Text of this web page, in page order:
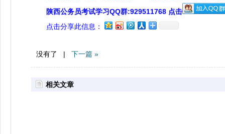
陕西公务员考试学习QQ群:929511768 点击
点击分享此信息：
没有了 | 下一篇 »
相关文章